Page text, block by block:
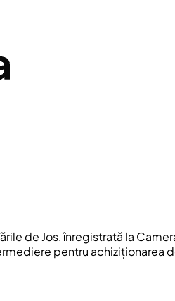
de Jos, înregistrată la
pentru achiziționarea